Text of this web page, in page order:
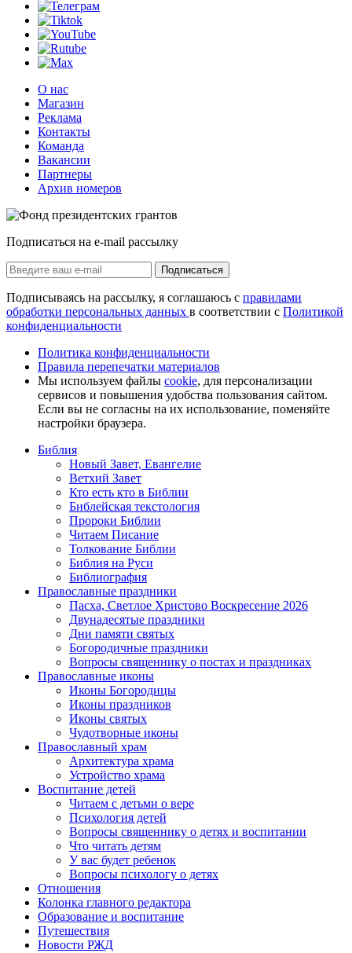
О нас
Магазин
Реклама
Контакты
Команда
Вакансии
Партнеры
Архив номеров
Подписаться на e-mail рассылку
Подписаться
Подписываясь на рассылку, я соглашаюсь с правилами
обработки персональных данных в соответствии с Политикой
конфиденциальности
Политика конфиденциальности
Правила перепечатки материалов
Мы используем файлы cookie, для персонализации
сервисов и повышения удобства пользования сайтом.
Если вы не согласны на их использование, поменяйте
настройки браузера.
Библия
Новый Завет, Евангелие
Ветхий Завет
Кто есть кто в Библии
Библейская текстология
Пророки Библии
Читаем Писание
Толкование Библии
Библия на Руси
Библиография
Православные праздники
Пасха, Светлое Христово Воскресение 2026
Двунадесятые праздники
Дни памяти святых
Богородичные праздники
Вопросы священнику о постах и праздниках
Православные иконы
Иконы Богородицы
Иконы праздников
Иконы святых
Чудотворные иконы
Православный храм
Архитектура храма
Устройство храма
Воспитание детей
Читаем с детьми о вере
Психология детей
Вопросы священнику о детях и воспитании
Что читать детям
У вас будет ребенок
Вопросы психологу о детях
Отношения
Колонка главного редактора
Образование и воспитание
Путешествия
Новости РЖД